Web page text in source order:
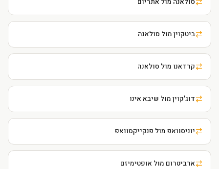
ביטקוין מול סולאנה
קרדאנו מול סולאנה
דוג'קוין מול שיבא אינו
יוניסוואפ מול פנקייקסוואפ
ארביטרום מול אופטימיזם